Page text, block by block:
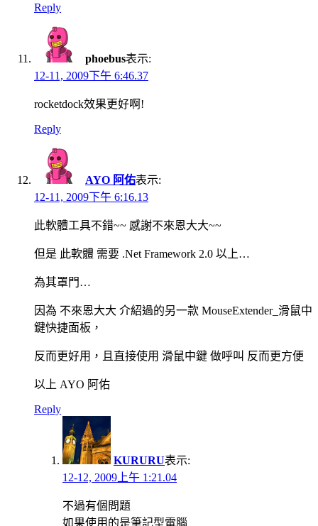
Reply
phoebus表示:
12-11, 2009下午 6:46.37
rocketdock效果更好啊!
Reply
AYO 阿佑表示:
12-11, 2009下午 6:16.13
此軟體工具不錯~~ 感謝不來恩大大~~
但是 此軟體 需要 .Net Framework 2.0 以上…
為其罩門…
因為 不來恩大大 介紹過的另一款 MouseExtender_滑鼠中
鍵快捷面板，
反而更好用，且直接使用 滑鼠中鍵 做呼叫 反而更方便
以上 AYO 阿佑
Reply
KURURU表示:
12-12, 2009上午 1:21.04
不過有個問題
如果使用的是筆記型電腦